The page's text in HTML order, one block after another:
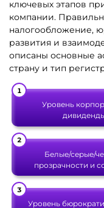
ключевых этапов
компании.
налогообложение,
развития и
описаны основные
страну и тип
Уровень
Белые/серые/
прозрачности и
Уровень